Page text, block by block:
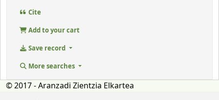
Cite
Add to your cart
Save record
More searches
© 2017 - Aranzadi Zientzia Elkartea